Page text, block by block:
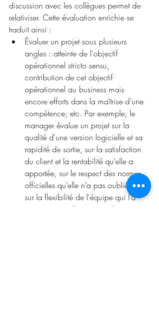
discussion avec les collègues permet de
relativiser. Cette évaluation enrichie se
traduit ainsi :
Évaluer un projet sous plusieurs
angles : atteinte de l'objectif
opérationnel stricto sensu,
contribution de cet objectif
opérationnel au business mais
encore efforts dans la maîtrise d’une
compétence, etc. Par exemple, le
manager évalue un projet sur la
qualité d'une version logicielle et sa
rapidité de sortie, sur la satisfaction
du client et la rentabilité qu’elle a
apportée, sur le respect des normes
officielles qu’elle n’a pas oubliée et
sur la flexibilité de l'équipe qui l’a
conçue. Dans le même ordre